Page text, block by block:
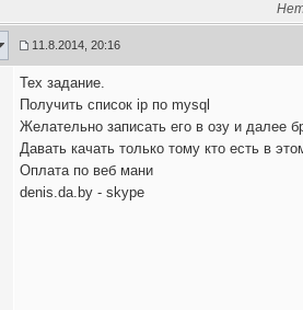
11.8.2014, 20:16
Тех задание.
Получить список ip по mysql
Желательно записать его в озу и далее
Давать качать только тому кто есть в
Оплата по веб мани
denis.da.by - skype